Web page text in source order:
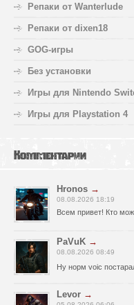
Репаки от Wanterlude
Репаки от dixen18
GOG-игры
Без установки
Игры для Nintendo
Игры для Playstation 4
Комментарии
Hronos →
08.08.2026 18:19
Всем привет! Кто
PaVuK →
08.08.2026 08:49
Ну норм voic
Levor →